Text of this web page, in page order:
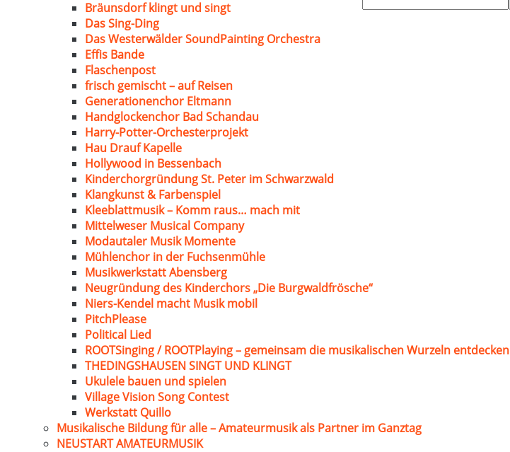
nach:
Bräunsdorf klingt und singt
Das Sing-Ding
Das Westerwälder SoundPainting Orchestra
Effis Bande
Flaschenpost
frisch gemischt – auf Reisen
Generationenchor Eltmann
Handglockenchor Bad Schandau
Harry-Potter-Orchesterprojekt
Hau Drauf Kapelle
Hollywood in Bessenbach
Kinderchorgründung St. Peter im Schwarzwald
Klangkunst & Farbenspiel
Kleeblattmusik – Komm raus… mach mit
Mittelweser Musical Company
Modautaler Musik Momente
Mühlenchor in der Fuchsenmühle
Musikwerkstatt Abensberg
Neugründung des Kinderchors „Die Burgwaldfrösche“
Niers-Kendel macht Musik mobil
PitchPlease
Political Lied
ROOTSinging / ROOTPlaying – gemeinsam die musikalischen Wurzeln entdecken
THEDINGSHAUSEN SINGT UND KLINGT
Ukulele bauen und spielen
Village Vision Song Contest
Werkstatt Quillo
Musikalische Bildung für alle – Amateurmusik als Partner im Ganztag
NEUSTART AMATEURMUSIK